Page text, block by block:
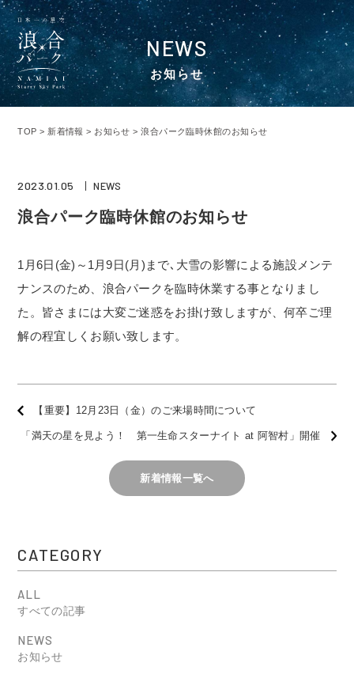
NEWS
お知らせ
TOP > 新着情報 > お知らせ >浪合パーク臨時休館のお知らせ
2023.01.05 NEWS
浪合パーク臨時休館のお知らせ
1月6日(金)～1月9日(月)まで､大雪の影響による施設メンテ
ナンスのため、浪合パークを臨時休業する事となりまし
た。皆さまには大変ご迷惑をお掛け致しますが、何卒ご理
解の程宜しくお願い致します。
【重要】12月23日（金）のご来場時間について
新着情報一覧へ
「満天の星を見よう！ 第一生命スターナイト at 阿智村」開催
CATEGORY
ALL
すべての記事
NEWS
お知らせ